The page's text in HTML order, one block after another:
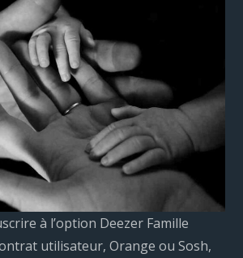
à l’option Deezer Famille
utilisateur, Orange ou Sosh,